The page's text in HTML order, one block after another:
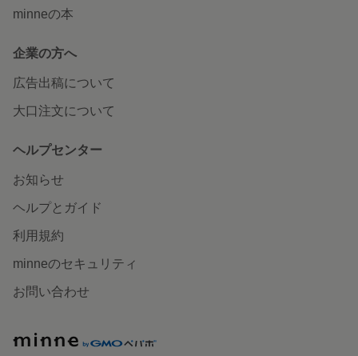
minneの本
企業の方へ
広告出稿について
大口注文について
ヘルプセンター
お知らせ
ヘルプとガイド
利用規約
minneのセキュリティ
お問い合わせ